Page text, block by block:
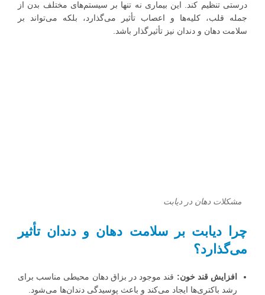
درستی تنظیم کند. این بیماری نه تنها بر سیستم‌های مختلف بدن از
جمله قلب، کلیه‌ها و اعصاب تأثیر می‌گذارد، بلکه می‌تواند بر
سلامت دهان و دندان نیز تأثیرگذار باشد.
مشکلات دهان در دیابت
چرا دیابت بر سلامت دهان و دندان تأثیر
می‌گذارد؟
افزایش قند خون: قند موجود در بزاق دهان محیطی مناسب برای
رشد باکتری‌ها ایجاد می‌کند و باعث پوسیدگی دندان‌ها می‌شود.